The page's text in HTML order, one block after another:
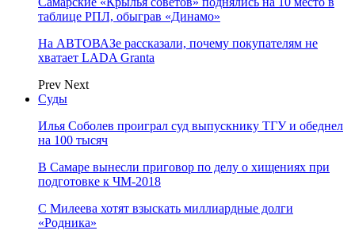
таблице РПЛ, обыграв «Динамо»
На АВТОВАЗе рассказали, почему покупателям не
хватает LADA Granta
Prev Next
Суды
Илья Соболев проиграл суд выпускнику ТГУ и обеднел
на 100 тысяч
В Самаре вынесли приговор по делу о хищениях при
подготовке к ЧМ-2018
С Милеева хотят взыскать миллиардные долги
«Родника»